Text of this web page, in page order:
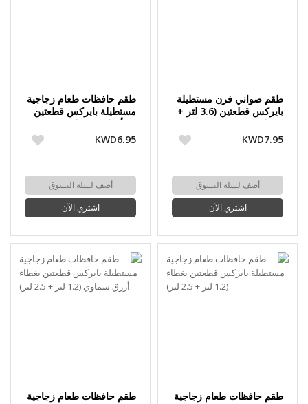
طقم صواني فرن مستطيلة
بايركس قطعتين (3.6 لتر +
KWD7.95
أضف لسلة التسوق
اشتري الآن
طقم حافظات طعام زجاجية
مستطيلة بايركس قطعتين
لتر)
KWD6.95
أضف لسلة التسوق
اشتري الآن
طقم حافظات طعام زجاجية
طقم حافظات طعام زجاجية